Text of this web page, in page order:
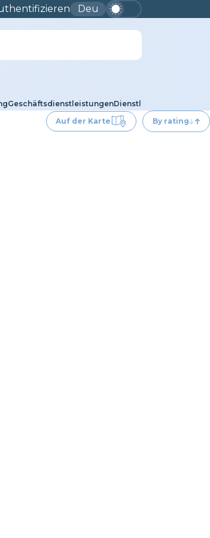
Deu
GeschäftsdienstleistungenDienstleistungen für
Auf der Karte By rating